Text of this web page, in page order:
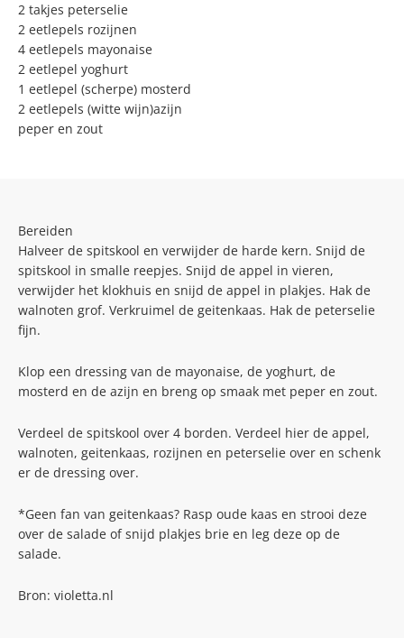
2 takjes peterselie
2 eetlepels rozijnen
4 eetlepels mayonaise
2 eetlepel yoghurt
1 eetlepel (scherpe) mosterd
2 eetlepels (witte wijn)azijn
peper en zout
Bereiden
Halveer de spitskool en verwijder de harde kern. Snijd de
spitskool in smalle reepjes. Snijd de appel in vieren,
verwijder het klokhuis en snijd de appel in plakjes. Hak de
walnoten grof. Verkruimel de geitenkaas. Hak de peterselie
fijn.
Klop een dressing van de mayonaise, de yoghurt, de
mosterd en de azijn en breng op smaak met peper en zout.
Verdeel de spitskool over 4 borden. Verdeel hier de appel,
walnoten, geitenkaas, rozijnen en peterselie over en schenk
er de dressing over.
*Geen fan van geitenkaas? Rasp oude kaas en strooi deze
over de salade of snijd plakjes brie en leg deze op de
salade.
Bron: violetta.nl